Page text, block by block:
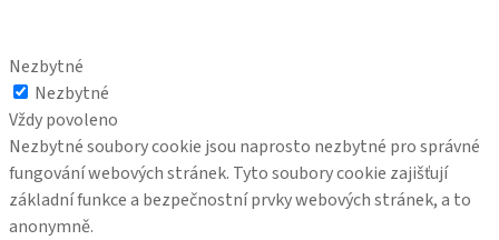
Nezbytné
Nezbytné
Vždy povoleno
Nezbytné soubory cookie jsou naprosto nezbytné pro správné
fungování webových stránek. Tyto soubory cookie zajišťují
základní funkce a bezpečnostní prvky webových stránek, a to
anonymně.